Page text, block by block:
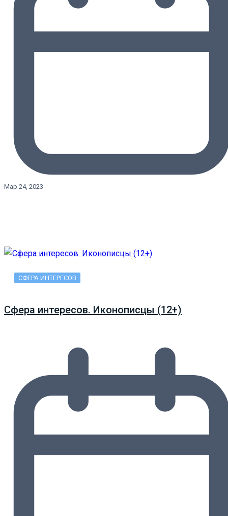
Мар 24, 2023
СФЕРА ИНТЕРЕСОВ
Сфера интересов. Иконописцы (12+)